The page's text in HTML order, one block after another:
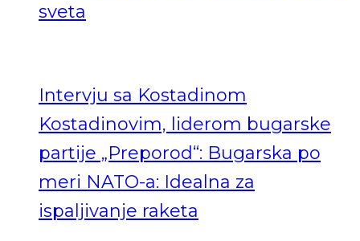
sveta
Intervju sa Kostadinom
Kostadinovim, liderom bugarske
partije „Preporod“: Bugarska po
meri NATO-a: Idealna za
ispaljivanje raketa